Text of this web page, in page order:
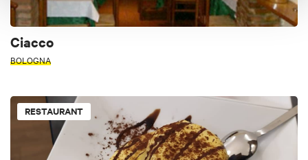
Ciacco
BOLOGNA
RESTAURANT